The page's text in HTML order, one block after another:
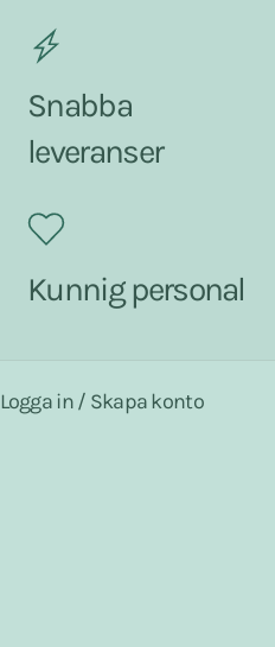
Snabba
leveranser
Kunnig personal
Logga in / Skapa konto